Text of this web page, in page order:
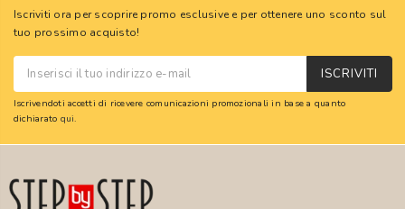
Iscriviti ora per scoprire promo esclusive e per ottenere uno sconto sul
tuo prossimo acquisto!
ISCRIVITI
Iscrivendoti accetti di ricevere comunicazioni promozionali in base a quanto
dichiarato qui.